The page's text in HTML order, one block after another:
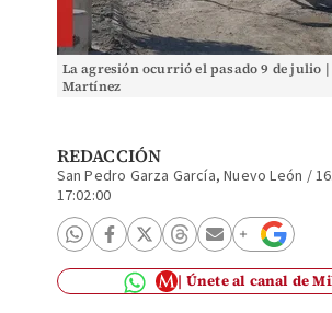
La agresión ocurrió el pasado 9 de julio
Martínez
REDACCIÓN
San Pedro Garza García, Nuevo León /
17:02:00
Únete al canal de